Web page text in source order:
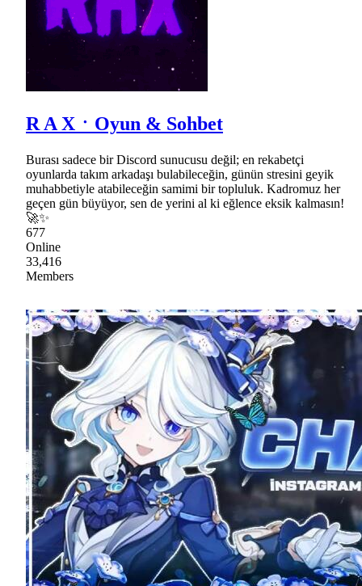
R A XㆍOyun & Sohbet
Burası sadece bir Discord sunucusu değil; en rekabetçi
oyunlarda takım arkadaşı bulabileceğin, günün stresini geyik
muhabbetiyle atabileceğin samimi bir topluluk. Kadromuz her
geçen gün büyüyor, sen de yerini al ki eğlence eksik kalmasın!
🚀✨
677
Online
33,416
Members